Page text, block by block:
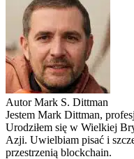
Autor Mark S. Dittman
Jestem Mark Dittman,
Urodziłem się w Wielkiej
Azji. Uwielbiam pisać i
przestrzenią blockchain.